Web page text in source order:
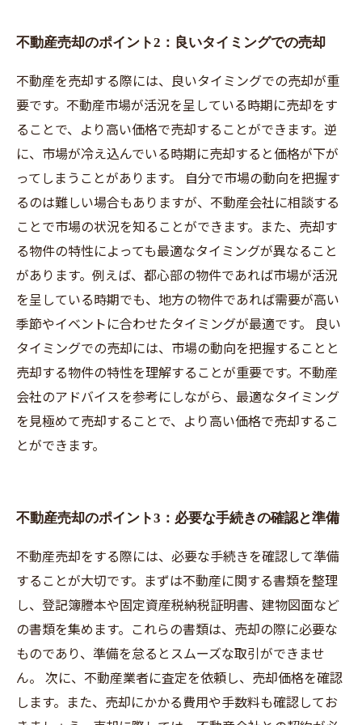
不動産売却のポイント2：良いタイミングでの売却
不動産を売却する際には、良いタイミングでの売却が重
要です。不動産市場が活況を呈している時期に売却をす
ることで、より高い価格で売却することができます。逆
に、市場が冷え込んでいる時期に売却すると価格が下が
ってしまうことがあります。 自分で市場の動向を把握す
るのは難しい場合もありますが、不動産会社に相談する
ことで市場の状況を知ることができます。また、売却す
る物件の特性によっても最適なタイミングが異なること
があります。例えば、都心部の物件であれば市場が活況
を呈している時期でも、地方の物件であれば需要が高い
季節やイベントに合わせたタイミングが最適です。 良い
タイミングでの売却には、市場の動向を把握することと
売却する物件の特性を理解することが重要です。不動産
会社のアドバイスを参考にしながら、最適なタイミング
を見極めて売却することで、より高い価格で売却するこ
とができます。
不動産売却のポイント3：必要な手続きの確認と準備
不動産売却をする際には、必要な手続きを確認して準備
することが大切です。まずは不動産に関する書類を整理
し、登記簿謄本や固定資産税納税証明書、建物図面など
の書類を集めます。これらの書類は、売却の際に必要な
ものであり、準備を怠るとスムーズな取引ができませ
ん。 次に、不動産業者に査定を依頼し、売却価格を確認
します。また、売却にかかる費用や手数料も確認してお